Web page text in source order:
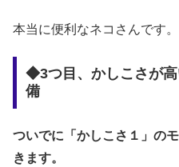
本当に便利なネコさんです。
◆3つ目、かしこさが
備
ついでに「かしこさ１」の
きます。